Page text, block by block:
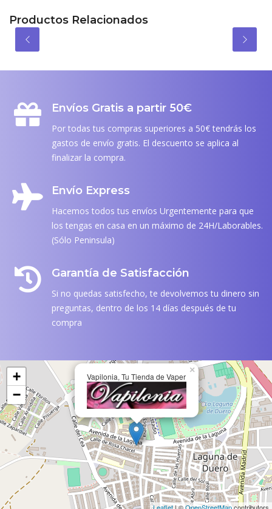
Productos Relacionados
Envíos Gratis a partir 50€
Por todas tus compras superiores a 50€ tendrás los
gastos de envío gratis. El descuento se aplica al
finalizar la compra.
Envío Express
Hacemos todos tus envíos Urgentemente para que
los tengas en casa en un máximo de 24H/Laborables.
(Sólo Peninsula)
Garantía de Satisfacción
Si no quedas satisfecho, te devolvemos tu dinero sin
preguntas, dentro de los 14 días después de tu
compra
Vapilonia, Tu Tienda de Vaper
×
+
−